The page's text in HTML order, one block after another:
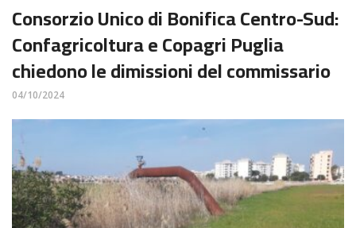
Consorzio Unico di Bonifica Centro-Sud:
Confagricoltura e Copagri Puglia
chiedono le dimissioni del commissario
04/10/2024